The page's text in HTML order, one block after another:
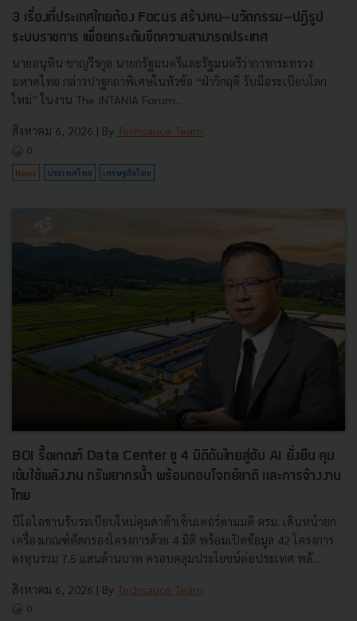
3 เรื่องที่ประเทศไทยต้อง Focus สร้างคน–นวัตกรรม–ปฏิรูป
ระบบราชการ เพื่อยกระดับขีดความสามารถประเทศ
นายอนุทิน ชาญวีรกูล นายกรัฐมนตรีและรัฐมนตรีว่าการกระทรวง
มหาดไทย กล่าวปาฐกถาพิเศษในหัวข้อ “ฝ่าวิกฤติ รับมือระเบียบโลก
ใหม่” ในงาน The INTANIA Forum...
สิงหาคม 6, 2026 | By Techsauce Team
0
News ประเทศไทย เศรษฐกิจไทย
BOI รื้อเกณฑ์ Data Center ชู 4 มิติดันไทยสู่ฮับ AI ยั่งยืน คุม
เข้มใช้พลังงาน ทรัพยากรน้ำ พร้อมตอบโจทย์ชาติ และการจ้างงาน
ไทย
บีโอไอขานรับระเบียบใหม่คุมดาต้าเซ็นเตอร์ตามมติ ครม. เดินหน้ายก
เครื่องเกณฑ์คัดกรองโครงการด้วย 4 มิติ พร้อมเปิดข้อมูล 42 โครงการ
ลงทุนรวม 7.5 แสนล้านบาท ครอบคลุมประโยชน์ต่อประเทศ พลั...
สิงหาคม 6, 2026 | By Techsauce Team
0